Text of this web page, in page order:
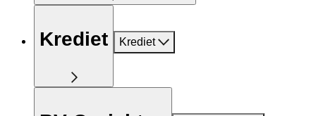
Krediet Krediet